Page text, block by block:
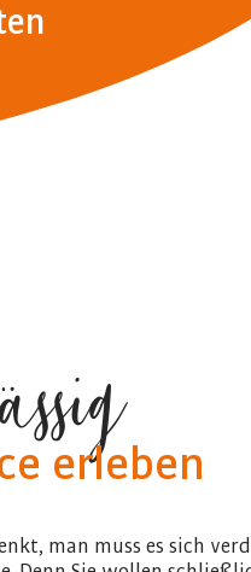
erleben
man muss es sich